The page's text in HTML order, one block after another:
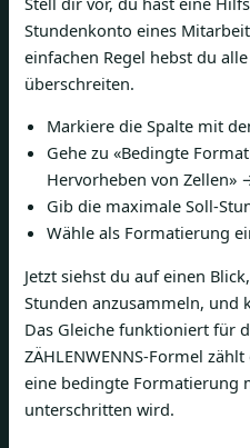
Stundenkonto eines
einfachen Regel hebst du
überschreiten.
Markiere die Spalte mit
Gehe zu «Bedingte
Hervorheben von Zellen»
Gib die maximale Soll-
Wähle als Formatierung
Jetzt siehst du auf einen
Stunden anzusammeln, und
Das Gleiche funktioniert für
ZÄHLENWENNS-Formel
eine bedingte Formatierung
unterschritten wird.